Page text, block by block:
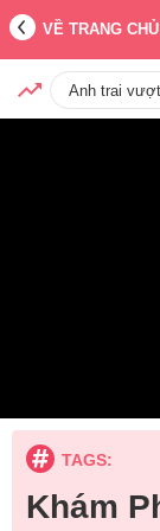
VỀ TRANG CHỦ
Anh trai
TAGS:
Khám